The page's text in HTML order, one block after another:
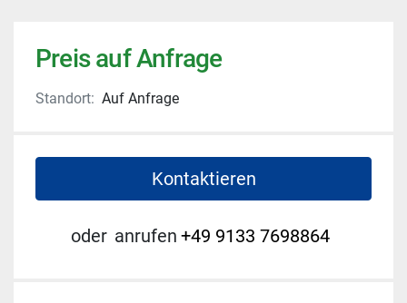
Preis auf Anfrage
Standort: Auf Anfrage
Kontaktieren
oder anrufen +49 9133 7698864